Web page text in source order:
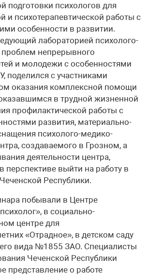
подготовки психологов для
и психотерапевтической работы с
особенности в развитии.
лабораторией психолого-
проблем непрерывного
и молодежи с особенностями
поделился с участниками
оказания комплексной помощи
в трудной жизненной
профилактической работы с
развития, материально-
психолого-медико-
создаваемого в Грозном, а
деятельности центра,
перспективе выйти на работу в
Республики.
побывали в Центре
в социально-
центре для
«Отрадное», в детском саду
вида №1855 ЗАО. Специалисты
Чеченской Республики
представление о работе